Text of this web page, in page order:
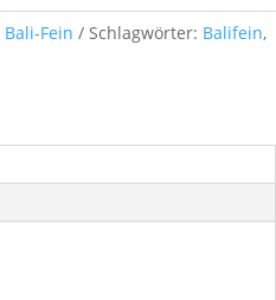
Bali-Fein Schlagwörter: Balifein,